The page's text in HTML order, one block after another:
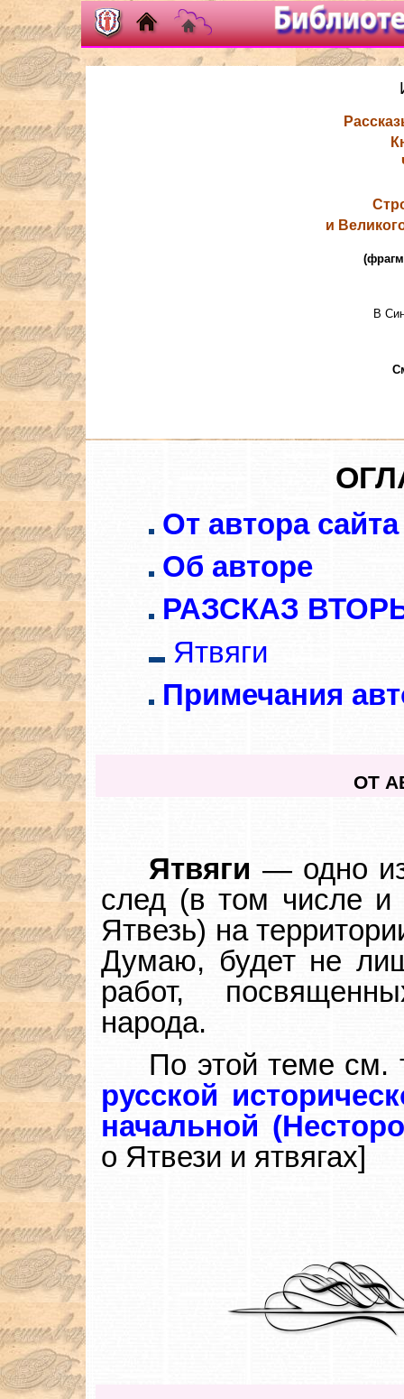
и
В
От автора сайта
Об авторе
РАЗСКАЗ
Ятвяги
Примечания
ОТ
Ятвяги — одно
след (в том числе
Ятвезь) на
Думаю, будет не
работ,
народа.
По этой теме см.
русской
начальной
о Ятвези и ятвягах]